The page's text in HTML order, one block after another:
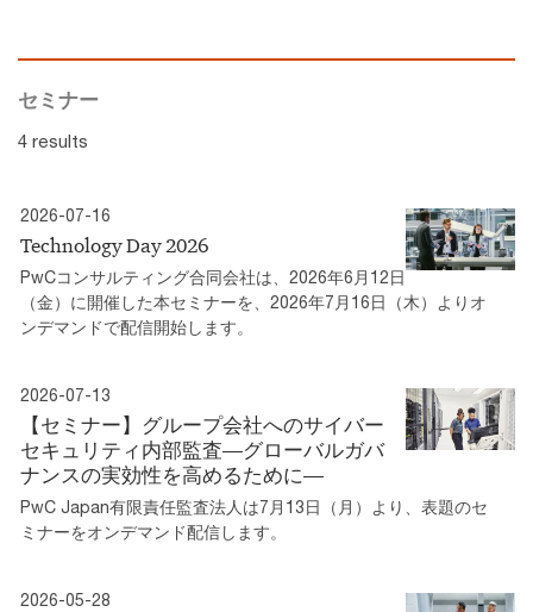
セミナー
4 results
2026-07-16
Technology Day 2026
PwCコンサルティング合同会社は、2026年6月12日
（金）に開催した本セミナーを、2026年7月16日（木）よりオ
ンデマンドで配信開始します。
2026-07-13
【セミナー】グループ会社へのサイバー
セキュリティ内部監査―グローバルガバ
ナンスの実効性を高めるために―
PwC Japan有限責任監査法人は7月13日（月）より、表題のセ
ミナーをオンデマンド配信します。
2026-05-28